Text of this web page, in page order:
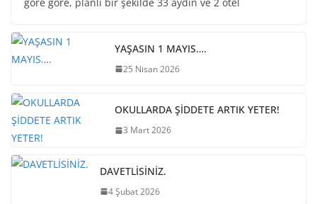
YAŞASIN 1 MAYIS….
25 Nisan 2026
OKULLARDA ŞİDDETE ARTIK YETER!
3 Mart 2026
DAVETLİSİNİZ.
4 Şubat 2026